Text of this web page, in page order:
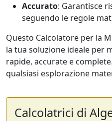
Accurato: Garantisce
seguendo le regole
Questo Calcolatore per la
la tua soluzione ideale per
rapide, accurate e
qualsiasi esplorazione
Calcolatrici di